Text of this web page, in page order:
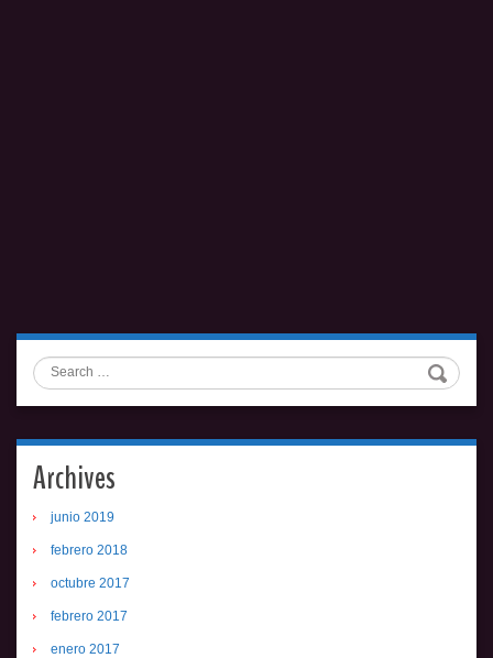
Search
Archives
junio 2019
febrero 2018
octubre 2017
febrero 2017
enero 2017